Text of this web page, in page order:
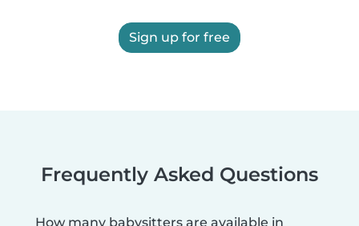
Sign up for free
Frequently Asked Questions
How many babysitters are available in